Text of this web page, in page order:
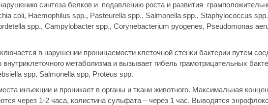
синтеза белков и подавлению роста и развития
coli, Haemophilus spp., Pasteurella spp., Salmonella spp., Staphylococcus
spp., Campylobacter spp., Corynebacterium pyogenes, Pseudomonas
в нарушении проницаемости клеточной стенки бактерии путем
метаболизма и вызывает гибель грамотрицательных
spp, Salmonella spp, Proteus spp.
инъекции и проникает в органы и ткани животного. Максимальная
через 1-2 часа, колистина сульфата – через 1 час. Выводятся